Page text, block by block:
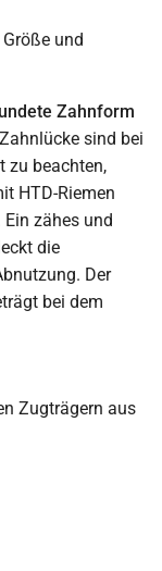
und
Zahnform
sind bei
zu beachten,
HTD-Riemen
zähes und
die
Der
bei dem